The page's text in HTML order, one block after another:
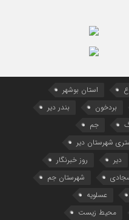
استان بوشهر
بردخون
بندر دیر
جم
شهرستان دیر
دیر
روز خبرنگار
شهرستان جم
عسلویه
محیط زیست